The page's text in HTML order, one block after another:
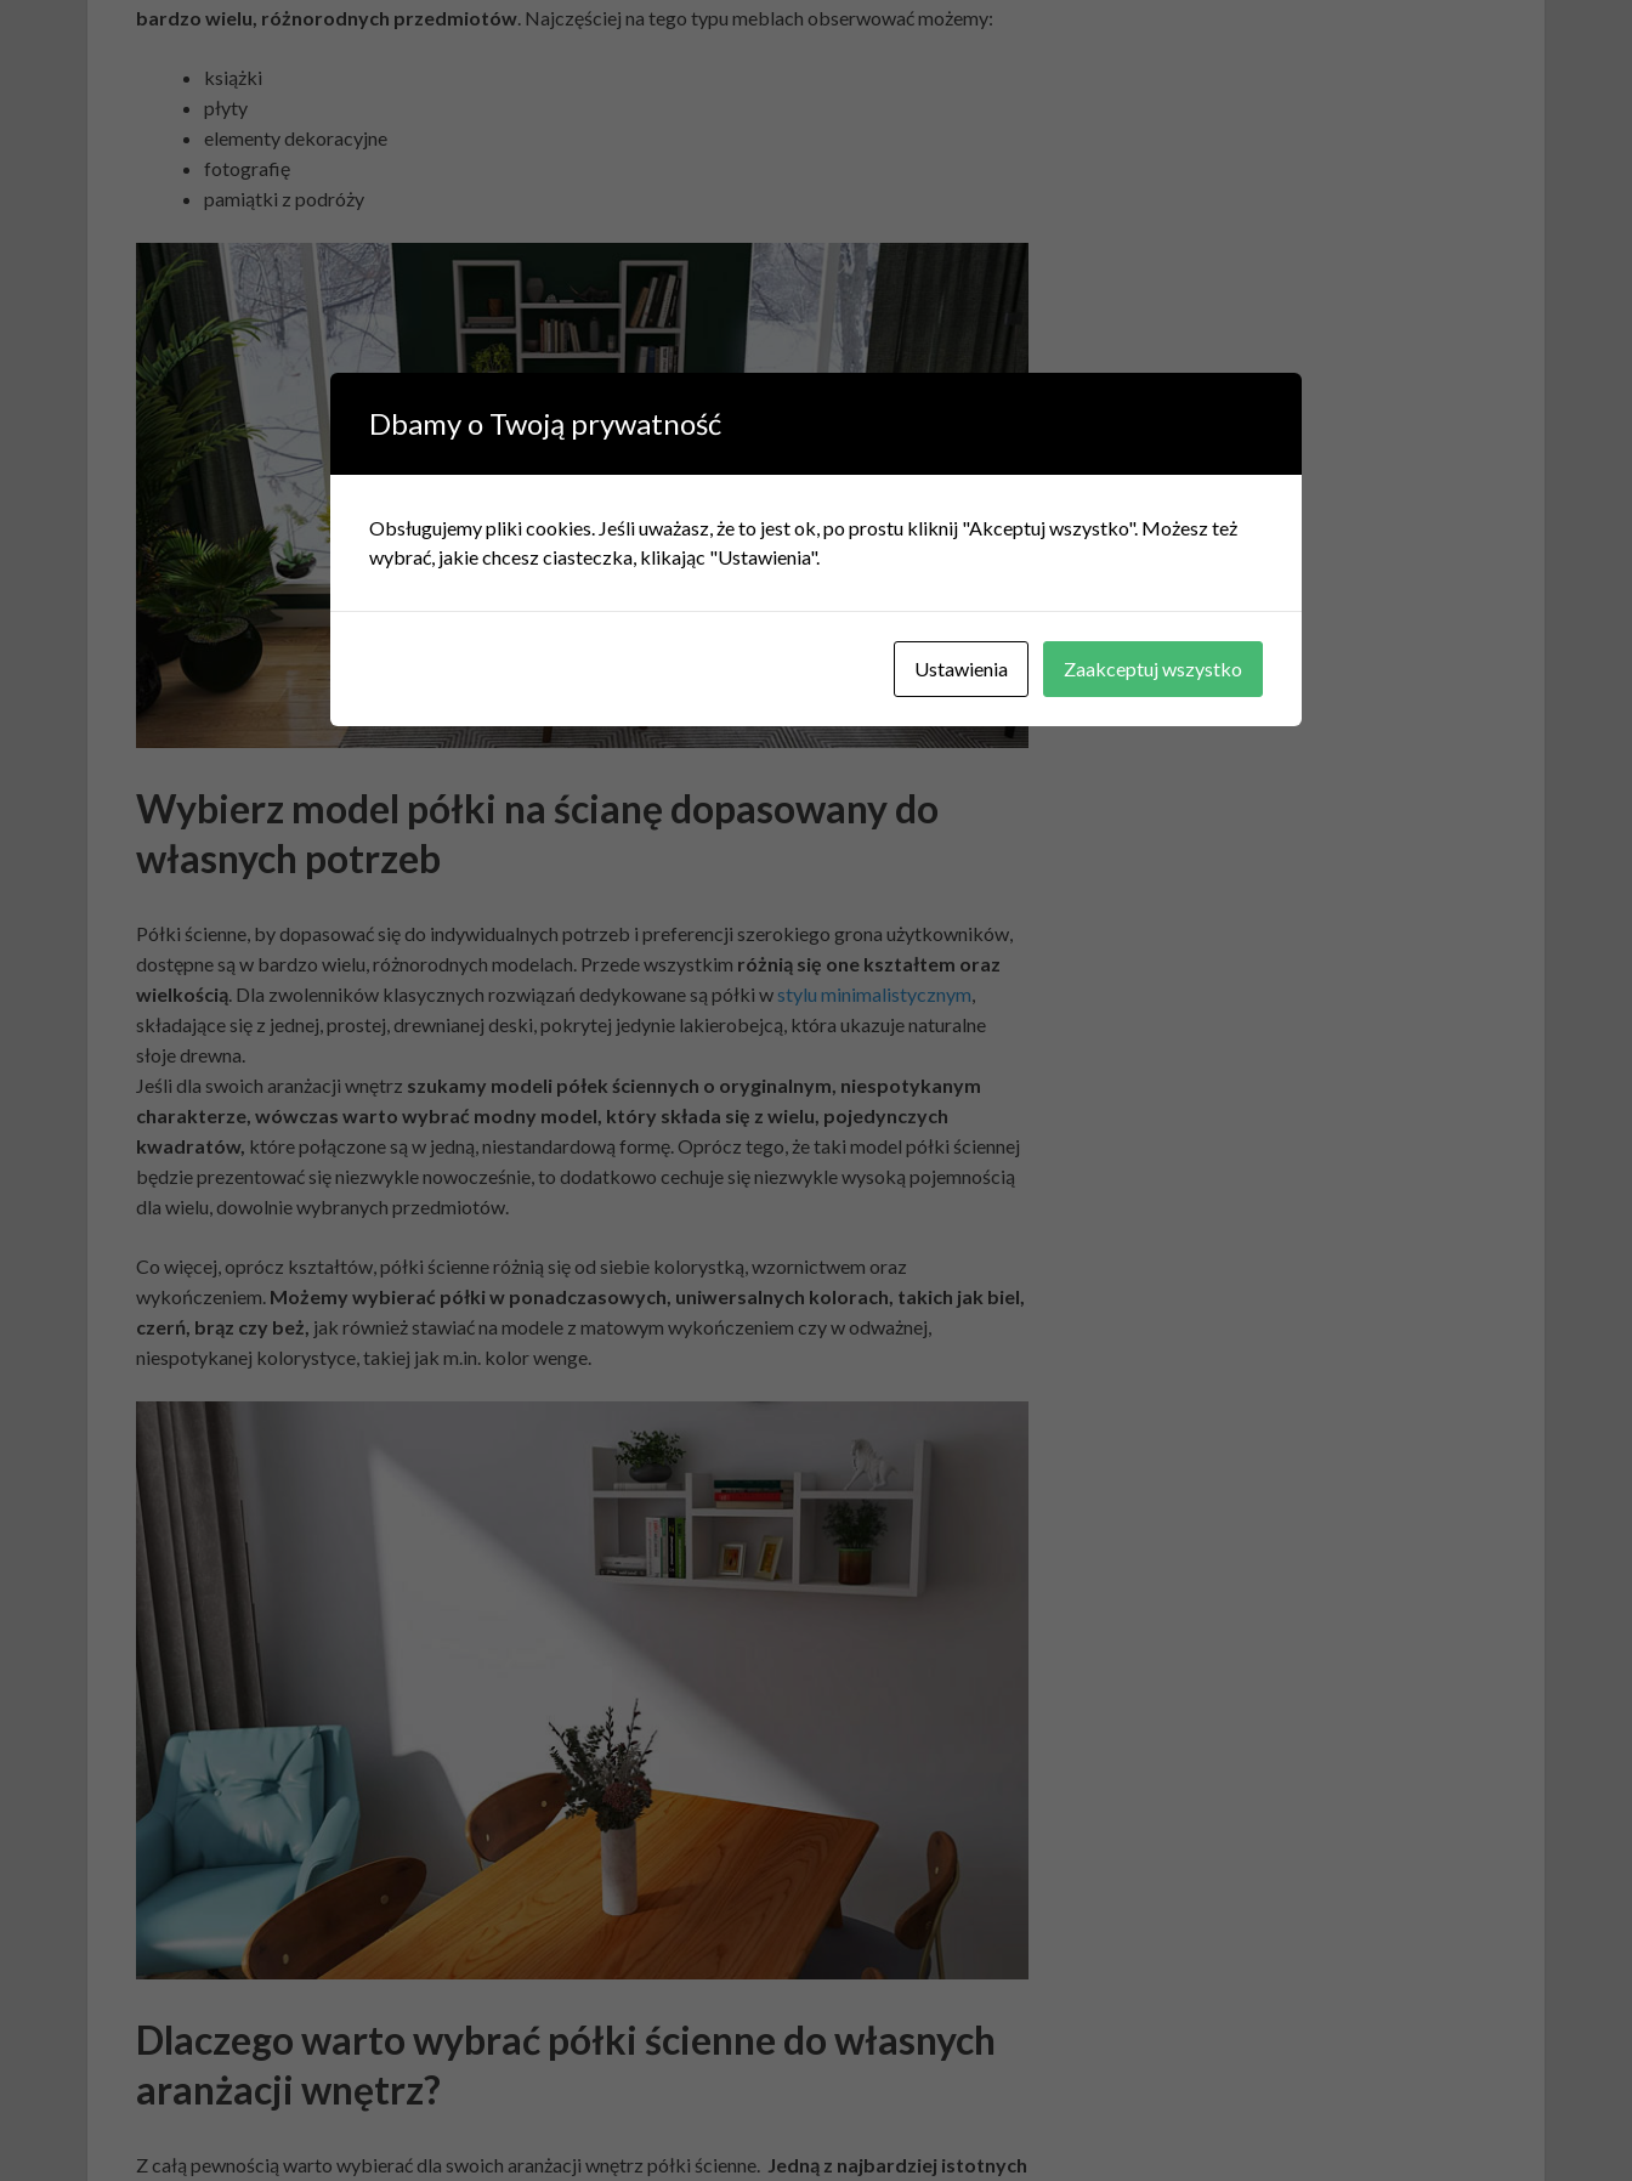
bardzo wielu, różnorodnych przedmiotów . Najczęściej na tego typu meblach obserwować możemy:
książki
płyty
elementy dekoracyjne
fotografię
pamiątki z podróży
Wybierz model półki na ścianę dopasowany do
własnych potrzeb
Półki ścienne, by dopasować się do indywidualnych potrzeb i preferencji szerokiego grona użytkowników,
dostępne są w bardzo wielu, różnorodnych modelach. Przede wszystkim różnią się one kształtem oraz
wielkością. Dla zwolenników klasycznych rozwiązań dedykowane są półki w stylu minimalistycznym,
składające się z jednej, prostej, drewnianej deski, pokrytej jedynie lakierobejcą, która ukazuje naturalne
słoje drewna.
Jeśli dla swoich aranżacji wnętrz szukamy modeli półek ściennych o oryginalnym, niespotykanym
charakterze, wówczas warto wybrać modny model, który składa się z wielu, pojedynczych
kwadratów, które połączone są w jedną, niestandardową formę. Oprócz tego, że taki model półki ściennej
będzie prezentować się niezwykle nowocześnie, to dodatkowo cechuje się niezwykle wysoką pojemnością
dla wielu, dowolnie wybranych przedmiotów.
Co więcej, oprócz kształtów, półki ścienne różnią się od siebie kolorystką, wzornictwem oraz
wykończeniem. Możemy wybierać półki w ponadczasowych, uniwersalnych kolorach, takich jak biel,
czerń, brąz czy beż, jak również stawiać na modele z matowym wykończeniem czy w odważnej,
niespotykanej kolorystyce, takiej jak m.in. kolor wenge.
Dlaczego warto wybrać półki ścienne do własnych
aranżacji wnętrz?
Z całą pewnością warto wybierać dla swoich aranżacji wnętrz półki ścienne. Jedną z najbardziej istotnych
Dbamy o Twoją prywatność
Obsługujemy pliki cookies. Jeśli uważasz, że to jest ok, po prostu kliknij "Akceptuj wszystko". Możesz też
wybrać, jakie chcesz ciasteczka, klikając "Ustawienia".
Ustawienia Zaakceptuj wszystko